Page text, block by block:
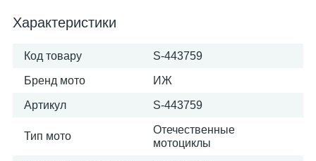
Характеристики
Код товару S-443759
Бренд мото ИЖ
Артикул S-443759
Тип мото
Отечественные
мотоциклы